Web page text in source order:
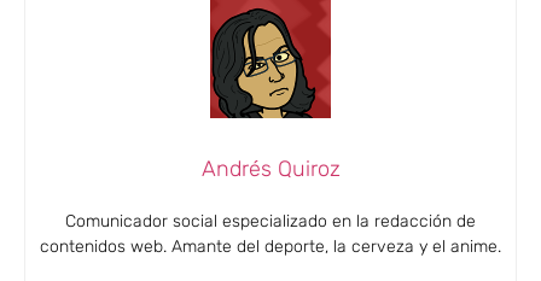
Andrés Quiroz
Comunicador social especializado en la redacción de
contenidos web. Amante del deporte, la cerveza y el anime.